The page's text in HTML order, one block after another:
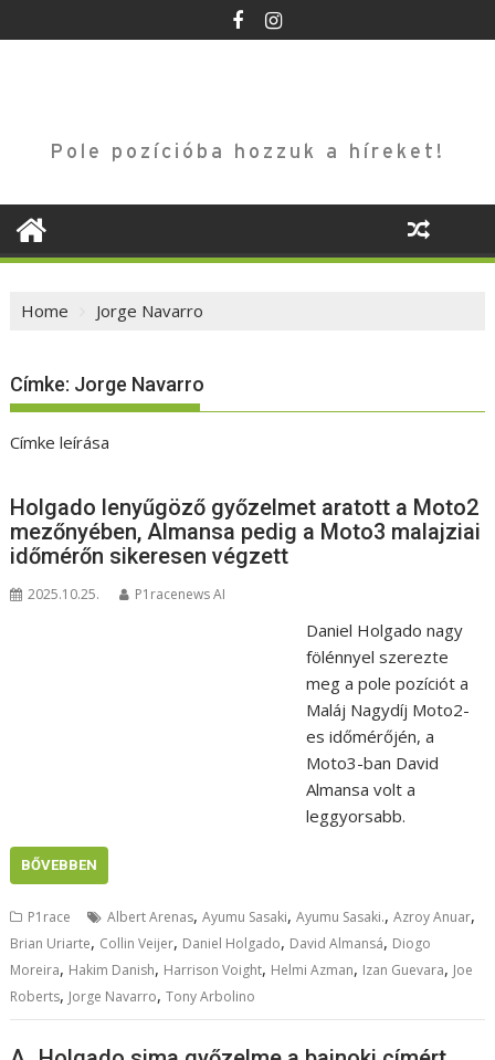
to
Pole pozícióba hozzuk a híreket!
Home Jorge Navarro
Címke: Jorge Navarro
Címke leírása
Holgado lenyűgöző győzelmet aratott a Moto2
mezőnyében, Almansa pedig a Moto3 malajziai
időmérőn sikeresen végzett
2025.10.25. P1racenews AI
Daniel Holgado nagy
fölénnyel szerezte
meg a pole pozíciót a
Maláj Nagydíj Moto2-
es időmérőjén, a
Moto3-ban David
Almansa volt a
leggyorsabb.
BŐVEBBEN
P1race Albert Arenas,Ayumu Sasaki,Ayumu Sasaki.,Azroy Anuar,
Brian Uriarte, Collin Veijer, Daniel Holgado, David Almansá, Diogo
Moreira, Hakim Danish, Harrison Voight, Helmi Azman, Izan Guevara, Joe
Roberts, Jorge Navarro,Tony Arbolino